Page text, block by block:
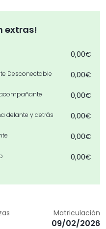
extras!
0,00€
Desconectable 0,00€
0,00€
delante y detrás 0,00€
0,00€
0,00€
Asistente
(Dual-Sensor
Matriculación
09/02/2026